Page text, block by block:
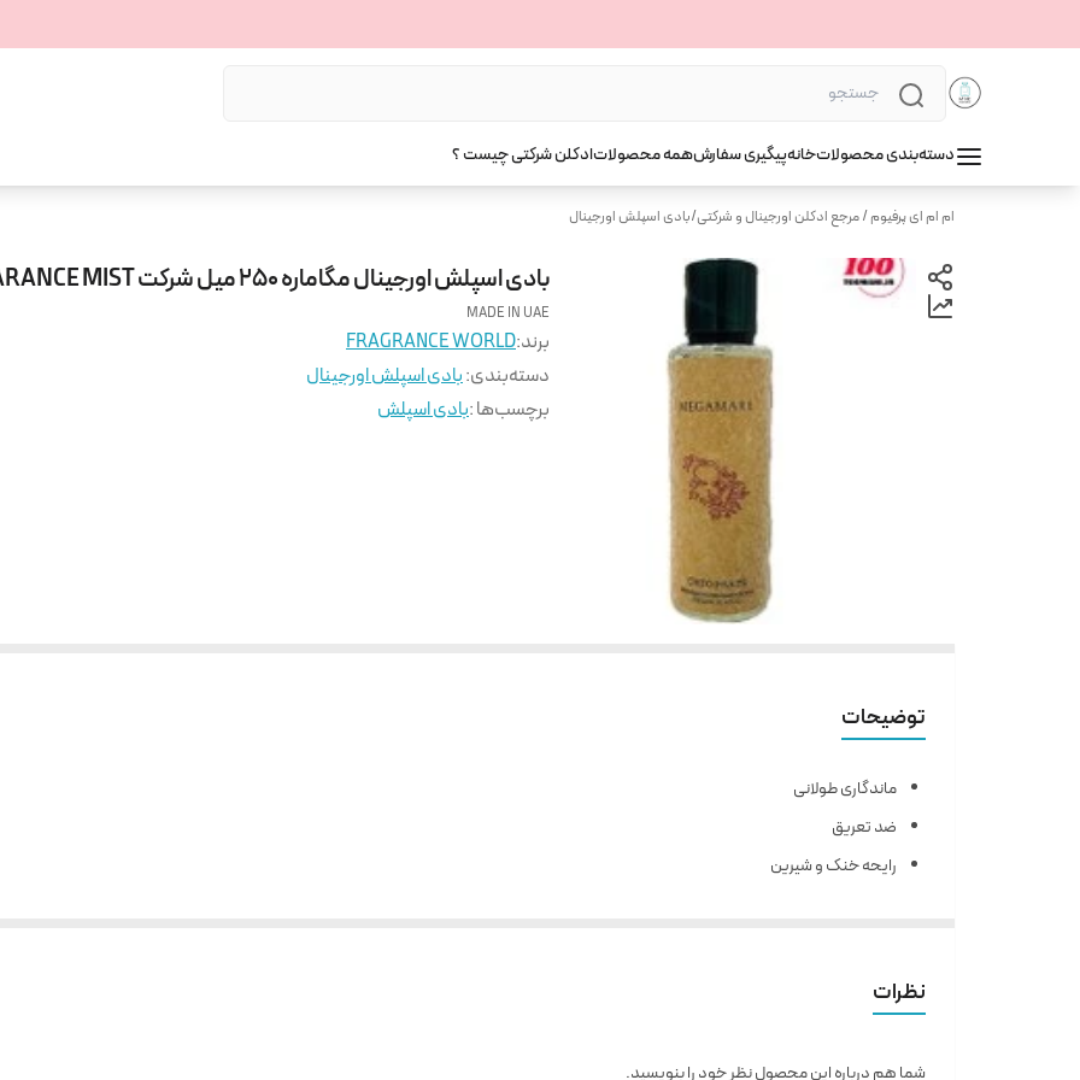
دسته‌بندی محصولاتخانهپیگیری سفارشهمه محصولاتادکلن شرکتی چیست ؟
ام ام ای پرفیوم / مرجع ادکلن اورجینال و شرکتی/بادی اسپلش اورجینال
بادی اسپلش اورجینال مگاماره 250 میل شرکت FRARANCE MIST
MADE IN UAE
برند:FRAGRANCE WORLD
دسته‌بندی:بادی اسپلش اورجینال
برچسب‌ها :بادی اسپلش
توضیحات
ماندگاری طولانی
ضد تعریق
رایحه خنک و شیرین
۲۵۰ میل
امارات
نظرات
شما هم درباره این محصول نظر خود را بنویسید.